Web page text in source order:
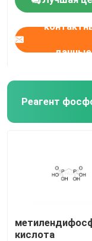
данные
Реагент
кислота